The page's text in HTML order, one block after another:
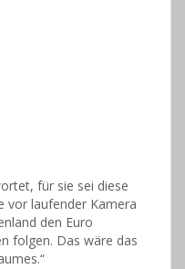
für sie sei diese
vor laufender Kamera
den Euro
folgen. Das wäre das